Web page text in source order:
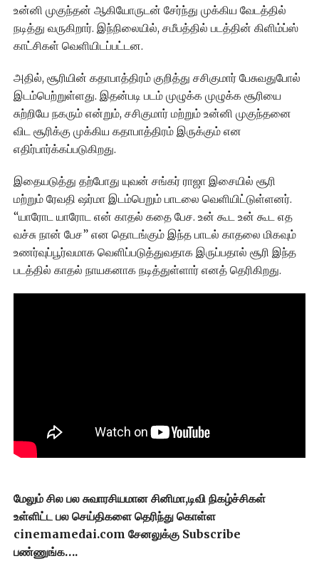
உன்னி முகுந்தன் ஆகியோருடன் சேர்ந்து முக்கிய வேடத்தில்
நடித்து வருகிறார். இந்நிலையில், சமீபத்தில் படத்தின் கிளிம்ப்ஸ்
காட்சிகள் வெளியிடப்பட்டன.
அதில், சூரியின் கதாபாத்திரம் குறித்து சசிகுமார் பேசுவதுபோல்
இடம்பெற்றுள்ளது. இதன்படி படம் முழுக்க முழுக்க சூரியை
சுற்றியே நகரும் என்றும், சசிகுமார் மற்றும் உன்னி முகுந்தனை
விட சூரிக்கு முக்கிய கதாபாத்திரம் இருக்கும் என
எதிர்பார்க்கப்படுகிறது.
இதையடுத்து தற்போது யுவன் சங்கர் ராஜா இசையில் சூரி
மற்றும் ரேவதி ஷர்மா இடம்பெறும் பாடலை வெளியிட்டுள்ளனர்.
“யாரோட யாரோட என் காதல் கதை பேச. உன் கூட உன் கூட எத
வச்சு நான் பேச” என தொடங்கும் இந்த பாடல் காதலை மிகவும்
உணர்வுப்பூர்வமாக வெளிப்படுத்துவதாக இருப்பதால் சூரி இந்த
படத்தில் காதல் நாயகனாக நடித்துள்ளார் எனத் தெரிகிறது.
மேலும் சில பல சுவாரசியமான சினிமா,டிவி நிகழ்ச்சிகள்
உள்ளிட்ட பல செய்திகளை தெரிந்து கொள்ள
cinemamedai.com சேனலுக்கு Subscribe
பண்ணுங்க….